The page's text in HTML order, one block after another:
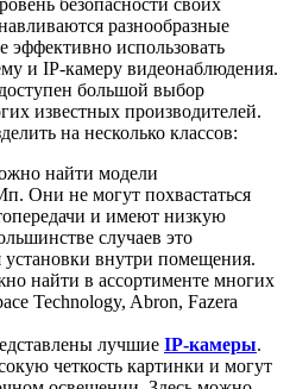
безопасности своих
разнообразные
использовать
и IP-камеру видеонаблюдения.
большой выбор
известных производителей.
на несколько классов:
найти модели
Они не могут похвастаться
и имеют низкую
случаев это
внутри помещения.
найти в ассортименте многих
Technology, Abron, Fazera
лучшие IP-камеры.
четкость картинки и могут